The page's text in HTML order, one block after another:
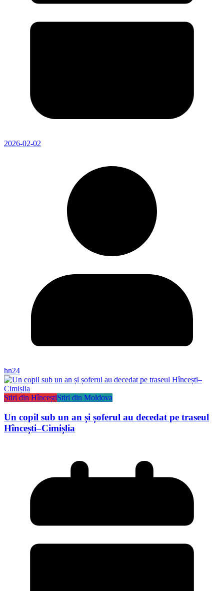
2026-02-02
hn24
Știri din HînceștiȘtiri din Moldova
Un copil sub un an și șoferul au decedat pe traseul
Hîncești–Cimișlia